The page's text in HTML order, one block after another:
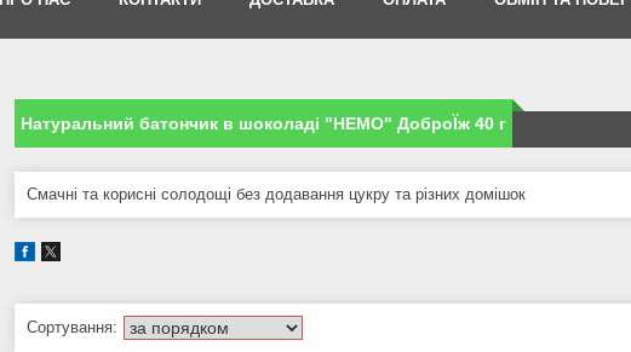
Натуральний батончик в шоколаді "HEMO" ДоброЇж 40 г
Смачні та корисні солодощі без додавання цукру та різних домішок